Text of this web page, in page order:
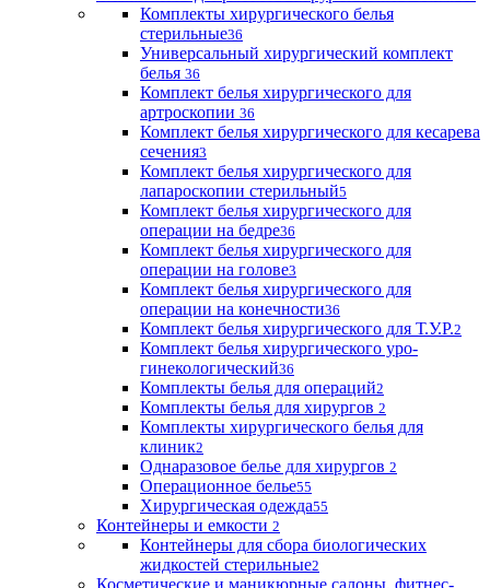
Комплекты хирургического белья
стерильные36
Универсальный хирургический комплект
белья 36
Комплект белья хирургического для
артроскопии 36
Комплект белья хирургического для кесарева
сечения3
Комплект белья хирургического для
лапароскопии стерильный5
Комплект белья хирургического для
операции на бедре36
Комплект белья хирургического для
операции на голове3
Комплект белья хирургического для
операции на конечности36
Комплект белья хирургического для Т.У.Р.2
Комплект белья хирургического уро-
гинекологический36
Комплекты белья для операций2
Комплекты белья для хирургов 2
Комплекты хирургического белья для
клиник2
Однаразовое белье для хирургов 2
Операционное белье55
Хирургическая одежда55
Контейнеры и емкости 2
Контейнеры для сбора биологических
жидкостей стерильные2
Косметические и маникюрные салоны, фитнес-